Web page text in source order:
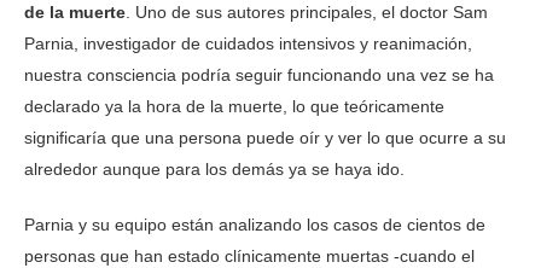
de la muerte . Uno de sus autores principales, el doctor Sam
Parnia, investigador de cuidados intensivos y reanimación,
nuestra consciencia podría seguir funcionando una vez se ha
declarado ya la hora de la muerte, lo que teóricamente
significaría que una persona puede oír y ver lo que ocurre a su
alrededor aunque para los demás ya se haya ido.
Parnia y su equipo están analizando los casos de cientos de
personas que han estado clínicamente muertas -cuando el